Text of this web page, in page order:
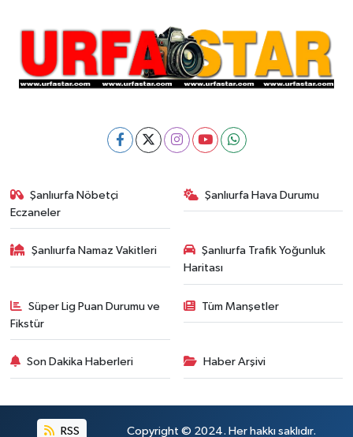
Şanlıurfa Nöbetçi
Eczaneler
Şanlıurfa Hava Durumu
Şanlıurfa Namaz Vakitleri
Şanlıurfa Trafik Yoğunluk
Haritası
Süper Lig Puan Durumu ve
Fikstür
Tüm Manşetler
Son Dakika Haberleri Haber Arşivi
RSS Copyright © 2024. Her hakkı saklıdır.